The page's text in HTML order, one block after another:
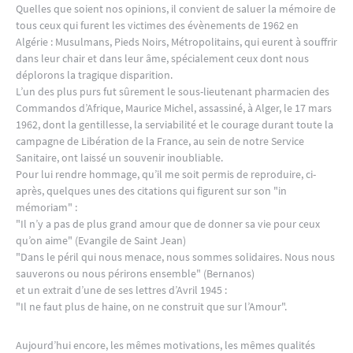
Quelles que soient nos opinions, il convient de saluer la mémoire de
tous ceux qui furent les victimes des évènements de 1962 en
Algérie : Musulmans, Pieds Noirs, Métropolitains, qui eurent à souffrir
dans leur chair et dans leur âme, spécialement ceux dont nous
déplorons la tragique disparition.
L’un des plus purs fut sûrement le sous-lieutenant pharmacien des
Commandos d’Afrique, Maurice Michel, assassiné, à Alger, le 17 mars
1962, dont la gentillesse, la serviabilité et le courage durant toute la
campagne de Libération de la France, au sein de notre Service
Sanitaire, ont laissé un souvenir inoubliable.
Pour lui rendre hommage, qu’il me soit permis de reproduire, ci-
après, quelques unes des citations qui figurent sur son "in
mémoriam" :
"Il n’y a pas de plus grand amour que de donner sa vie pour ceux
qu’on aime" (Evangile de Saint Jean)
"Dans le péril qui nous menace, nous sommes solidaires. Nous nous
sauverons ou nous périrons ensemble" (Bernanos)
et un extrait d’une de ses lettres d’Avril 1945 :
"Il ne faut plus de haine, on ne construit que sur l’Amour".
Aujourd’hui encore, les mêmes motivations, les mêmes qualités